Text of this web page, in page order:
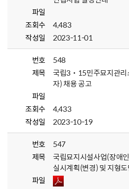
파일
조회수
4,483
작성일
2023-11-01
번호
548
제목
국립3˙15민주묘지관리
자) 채용 공고
파일
조회수
4,433
작성일
2023-10-19
번호
547
제목
국립묘지시설사업(장애
실시계획(변경) 및 지형
파일